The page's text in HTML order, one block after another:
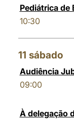
Pediátrica de
10:30
11 sábado
Audiência
09:00
À delegação